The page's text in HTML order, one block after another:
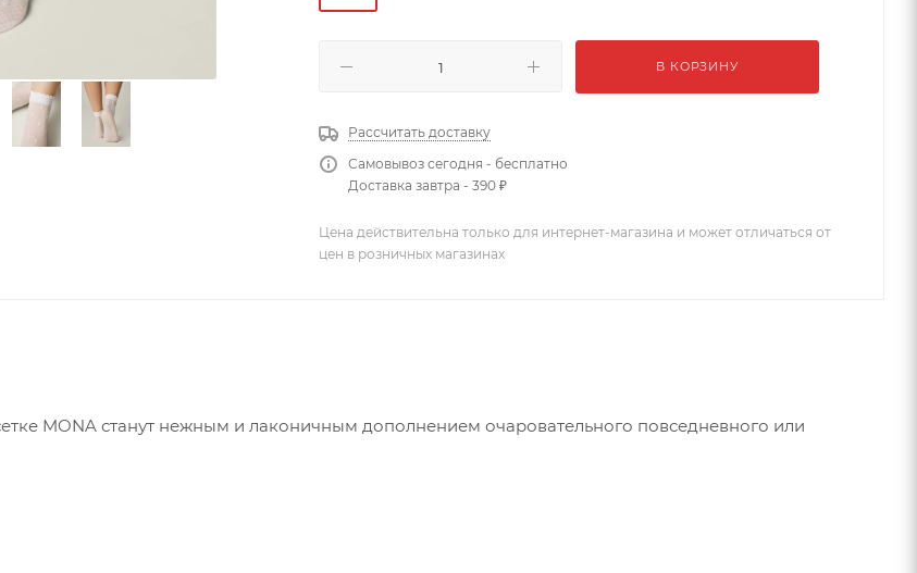
В КОРЗИНУ
Рассчитать доставку
Самовывоз сегодня - бесплатно
Доставка завтра - 390 ₽
Цена действительна только для интернет-магазина и может отличаться от
цен в розничных магазинах
MONA станут нежным и лаконичным дополнением очаровательного повседневного или